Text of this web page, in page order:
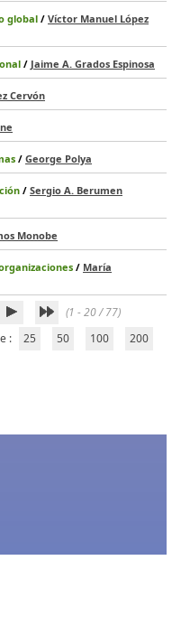
global / Víctor Manuel López
/ Jaime A. Grados Espinosa
Cervón
/ George Polya
/ Sergio A. Berumen
Monobe
/ María
(1 - 20 / 77)
:
25 50 100 200